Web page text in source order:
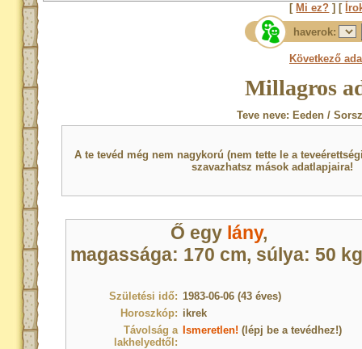
[ Mi ez? ] [
haverok:
Következő
Millagros
Teve neve: Eeden /
A te tevéd még nem nagykorú (nem tette le a
szavazhatsz mások adatlapjaira!
Ő egy lány,
magassága: 170 cm, súlya: 50
Születési idő: 1983-06-06 (43 éves)
Horoszkóp: ikrek
Távolság a
lakhelyedtől:
Ismeretlen! (lépj be a tevédhez!)